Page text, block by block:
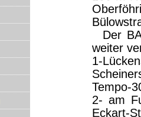
Der
weiter
1-
Tempo-
2- am
Eckart-